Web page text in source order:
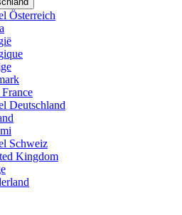
Österreich
Deutschland
Schweiz
Kingdom